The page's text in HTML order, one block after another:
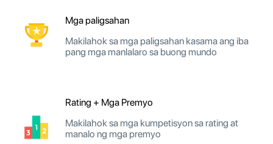
Mga paligsahan
Makilahok sa mga paligsahan kasama ang iba
pang mga manlalaro sa buong mundo
Rating + Mga Premyo
Makilahok sa mga kumpetisyon sa rating at
manalo ng mga premyo